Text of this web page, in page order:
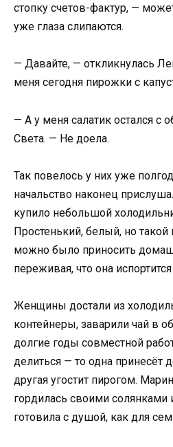
стопку счетов-фактур, —
уже глаза слипаются.
— Давайте, — откликнулась
меня сегодня пирожки с
— А у меня салатик остался с
Света. — Не доела.
Так повелось у них уже
начальство наконец
купило небольшой
Простенький, белый, но
можно было приносить
переживая, что она
Женщины достали из
контейнеры, заварили чай в
долгие годы совместной
делиться — то одна принесёт
другая угостит пирогом.
гордилась своими солянками
готовила с душой, как для